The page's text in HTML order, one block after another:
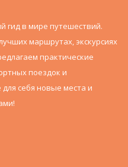
гид в мире путешествий.
маршрутах, экскурсиях
практические
поездок и
себя новые места и